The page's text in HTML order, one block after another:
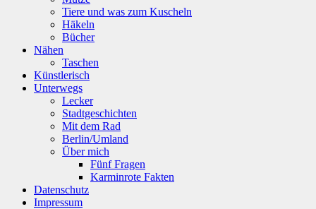
Tiere und was zum Kuscheln
Häkeln
Bücher
Nähen
Taschen
Künstlerisch
Unterwegs
Lecker
Stadtgeschichten
Mit dem Rad
Berlin/Umland
Über mich
Fünf Fragen
Karminrote Fakten
Datenschutz
Impressum